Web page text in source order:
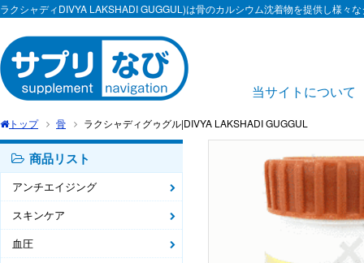
ラクシャディDIVYA LAKSHADI GUGGUL)は骨のカルシウム沈着物を提供し様々
当サイトについて
トップ 骨 ラクシャディグゥグル|DIVYA LAKSHADI GUGGUL
商品リスト
アンチエイジング
スキンケア
血圧